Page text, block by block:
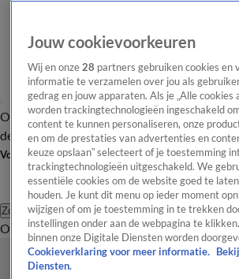
OverzichtAfleveringen Entertainment TV
de redactieNieuwsbrief
Volg Shownieuws
Zoeken
OverzichtEntertainmentSpraakmakend
Jouw cookievoorkeuren
Wij en onze 28 partners gebruiken cookies en
informatie te verzamelen over jou als
gedrag en jouw apparaten. Als je „Alle cookies
worden trackingtechnologieën ingeschakeld
content te kunnen personaliseren, onze
en om de prestaties van advertenties en
keuze opslaan” selecteert of je toestemming
trackingtechnologieën uitgeschakeld. We
essentiële cookies om de website goed te
houden. Je kunt dit menu op ieder moment
wijzigen of om je toestemming in te trekken
instellingen onder aan de webpagina te
binnen onze Digitale Diensten worden
Cookieverklaring voor meer informatie.
Diensten.